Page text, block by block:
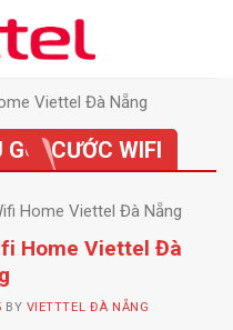
Viettel Đà Nẵng
GÓI CƯỚC WIFI
Home Viettel Đà Nẵng
Home Viettel Đà
BY VIETTTEL ĐÀ NẴNG